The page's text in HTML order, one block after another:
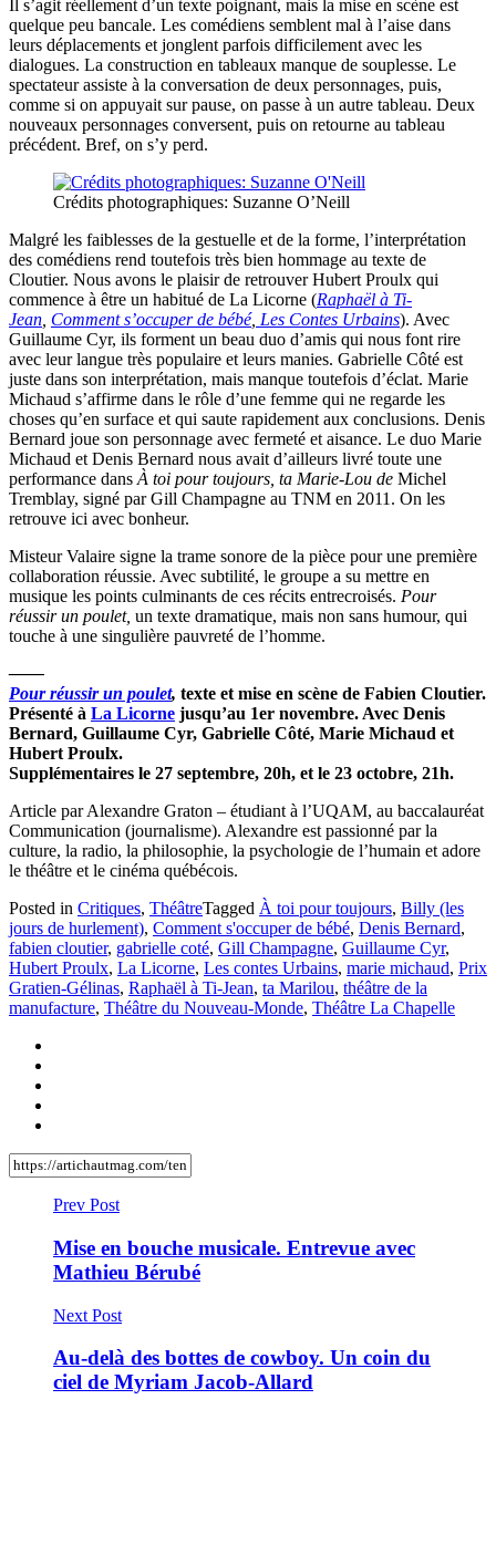
Il s’agit réellement d’un texte poignant, mais la mise en scène est
quelque peu bancale. Les comédiens semblent mal à l’aise dans
leurs déplacements et jonglent parfois difficilement avec les
dialogues. La construction en tableaux manque de souplesse. Le
spectateur assiste à la conversation de deux personnages, puis,
comme si on appuyait sur pause, on passe à un autre tableau. Deux
nouveaux personnages conversent, puis on retourne au tableau
précédent. Bref, on s’y perd.
Crédits photographiques: Suzanne O’Neill
Malgré les faiblesses de la gestuelle et de la forme, l’interprétation
des comédiens rend toutefois très bien hommage au texte de
Cloutier. Nous avons le plaisir de retrouver Hubert Proulx qui
commence à être un habitué de La Licorne (Raphaël à Ti-
Jean Comment s’occuper de bébé, Les Contes Urbains). Avec
Guillaume Cyr, ils forment un beau duo d’amis qui nous font rire
avec leur langue très populaire et leurs manies. Gabrielle Côté est
juste dans son interprétation, mais manque toutefois d’éclat. Marie
Michaud s’affirme dans le rôle d’une femme qui ne regarde les
choses qu’en surface et qui saute rapidement aux conclusions. Denis
Bernard joue son personnage avec fermeté et aisance. Le duo Marie
Michaud et Denis Bernard nous avait d’ailleurs livré toute une
performance dans À toi pour toujours, ta Marie-Lou de Michel
Tremblay, signé par Gill Champagne au TNM en 2011. On les
retrouve ici avec bonheur.
Misteur Valaire signe la trame sonore de la pièce pour une première
collaboration réussie. Avec subtilité, le groupe a su mettre en
musique les points culminants de ces récits entrecroisés. Pour
réussir un poulet, un texte dramatique, mais non sans humour, qui
touche à une singulière pauvreté de l’homme.
——
Pour réussir un poulet, texte et mise en scène de Fabien Cloutier.
Présenté à La Licorne jusqu’au 1er novembre. Avec Denis
Bernard, Guillaume Cyr, Gabrielle Côté, Marie Michaud et
Hubert Proulx.
Supplémentaires le 27 septembre, 20h, et le 23 octobre, 21h.
Article par Alexandre Graton – étudiant à l’UQAM, au baccalauréat
Communication (journalisme). Alexandre est passionné par la
culture, la radio, la philosophie, la psychologie de l’humain et adore
le théâtre et le cinéma québécois.
Posted in Critiques, ThéâtreTagged À toi pour toujours, Billy (les
jours de hurlement), Comment s'occuper de bébé, Denis Bernard,
fabien cloutier, gabrielle coté, Gill Champagne, Guillaume Cyr,
Hubert Proulx, La Licorne, Les contes Urbains, marie michaud, Prix
Gratien-Gélinas, Raphaël à Ti-Jean, ta Marilou, théâtre de la
manufacture, Théâtre du Nouveau-Monde, Théâtre La Chapelle
Prev Post
Mise en bouche musicale. Entrevue avec
Mathieu Bérubé
Next Post
Au-delà des bottes de cowboy. Un coin du
ciel de Myriam Jacob-Allard